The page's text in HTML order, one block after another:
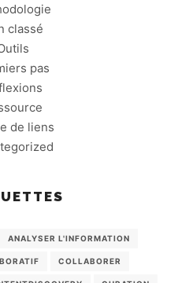
classé
pas
de liens
ANALYSER L'INFORMATION
COLLABORER